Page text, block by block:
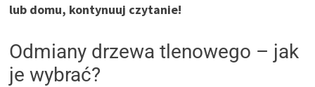
lub domu, kontynuuj czytanie!
Odmiany drzewa tlenowego – jak
je wybrać?